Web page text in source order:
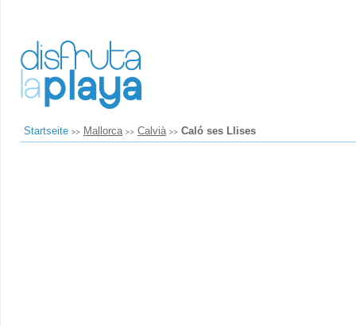
Startseite Mallorca Calvià Caló ses Llises